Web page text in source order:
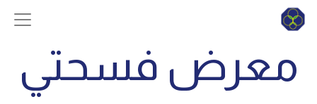
معرض فسحتي